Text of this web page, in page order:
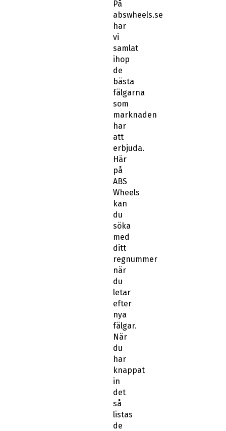
På
abswheels.se
har
vi
samlat
ihop
de
bästa
fälgarna
som
marknaden
har
att
erbjuda.
Här
på
ABS
Wheels
kan
du
söka
med
ditt
regnummer
när
du
letar
efter
nya
fälgar.
När
du
har
knappat
in
det
så
listas
de